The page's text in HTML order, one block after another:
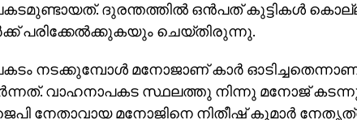
ദുരന്തത്തില്‍ ഒന്‍പത് കുട്ടികള്‍
പരിക്കേല്‍ക്കുകയും ചെയ്തിരുന്നു.
നടക്കുമ്പോള്‍ മനോജാണ് കാര്‍
വാഹനാപകട സ്ഥലത്തു നിന്നു മനോജ്
നേതാവായ മനോജിനെ നിതീഷ് കുമാര്‍